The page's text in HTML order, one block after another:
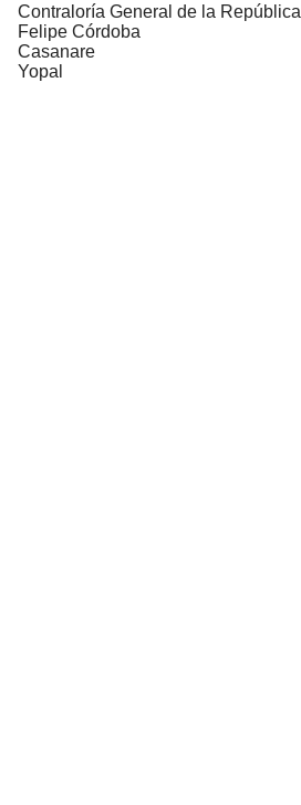
Contraloría General de la República
Felipe Córdoba
Casanare
Yopal